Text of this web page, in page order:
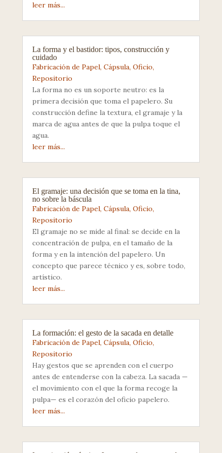
leer más...
La forma y el bastidor: tipos, construcción y
cuidado
Fabricación de Papel, Cápsula, Oficio,
Repositorio
La forma no es un soporte neutro: es la
primera decisión que toma el papelero. Su
construcción define la textura, el gramaje y la
marca de agua antes de que la pulpa toque el
agua.
leer más...
El gramaje: una decisión que se toma en la tina,
no sobre la báscula
Fabricación de Papel, Cápsula, Oficio,
Repositorio
El gramaje no se mide al final: se decide en la
concentración de pulpa, en el tamaño de la
forma y en la intención del papelero. Un
concepto que parece técnico y es, sobre todo,
artístico.
leer más...
La formación: el gesto de la sacada en detalle
Fabricación de Papel, Cápsula, Oficio,
Repositorio
Hay gestos que se aprenden con el cuerpo
antes de entenderse con la cabeza. La sacada —
el movimiento con el que la forma recoge la
pulpa— es el corazón del oficio papelero.
leer más...